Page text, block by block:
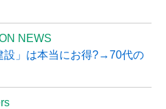
NEWS
設」は本当にお得?→70代の